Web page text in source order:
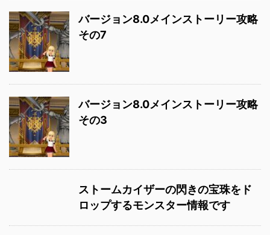
バージョン8.0メインストーリー攻略
その7
バージョン8.0メインストーリー攻略
その3
ストームカイザーの閃きの宝珠をド
ロップするモンスター情報です